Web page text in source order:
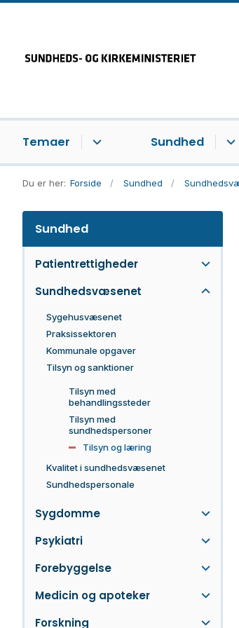
Temaer Sundhed
Du er her: Forside Sundhed
Sundhed
Patientrettigheder
Sundhedsvæsenet
Sygehusvæsenet
Praksissektoren
Kommunale opgaver
Tilsyn og sanktioner
Tilsyn med
behandlingssteder
Tilsyn med
sundhedspersoner
Tilsyn og læring
Kvalitet i sundhedsvæsenet
Sundhedspersonale
Sygdomme
Psykiatri
Forebyggelse
Medicin og apoteker
Forskning